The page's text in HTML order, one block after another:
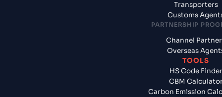
Transporters
Customs
PARTNERSHIP
Channel
Overseas
TOOLS
HS Code Finder
CBM
Carbon Emission